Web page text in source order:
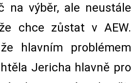
na výběr, ale neustále
chce zůstat v AEW.
hlavním problémem
Jericha hlavně pro